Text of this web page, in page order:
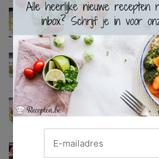
Waterzooi van pladijs met venkel
Zweedse gehaktballetjes
Courgetti met paprikasaus en
Chocomousse met fruitbier